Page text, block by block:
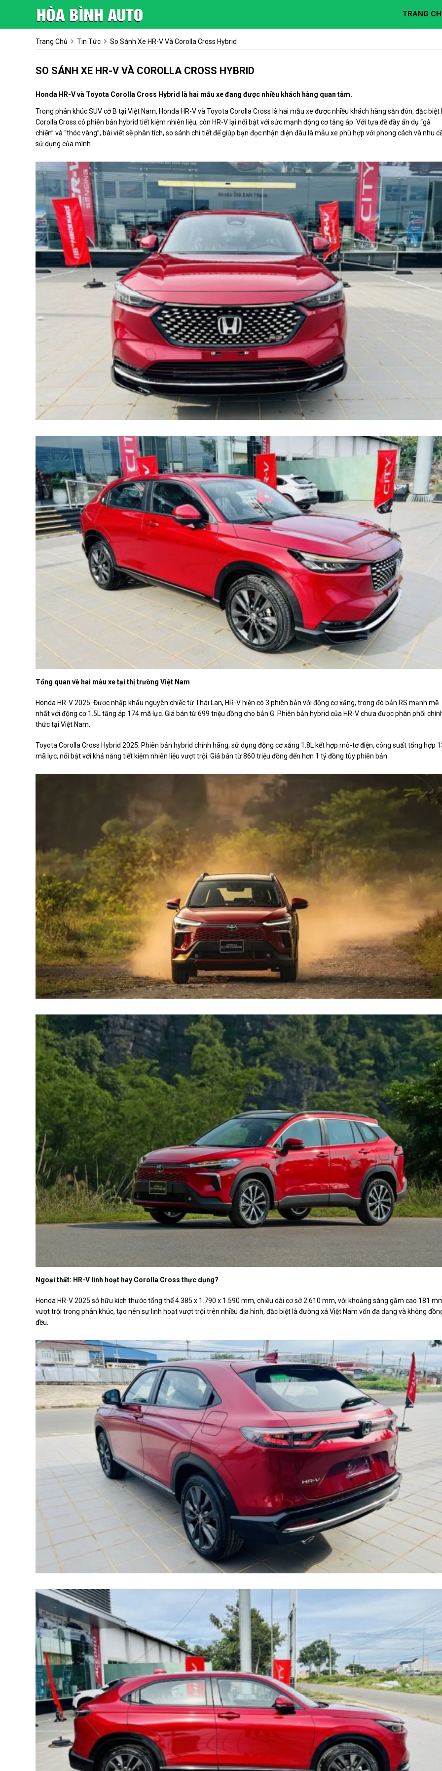
TRANG
Trang Chủ Tin Tức So Sánh Xe HR-V Và Corolla Cross Hybrid
SO SÁNH XE HR-V VÀ COROLLA CROSS HYBRID
Honda HR-V và Toyota Corolla Cross Hybrid là hai mẫu xe đang được nhiều khách hàng quan tâm.
Trong phân khúc SUV cỡ B tại Việt Nam, Honda HR-V và Toyota Corolla Cross là hai mẫu xe được nhiều khách hàng săn đón, đặc biệt
Corolla Cross có phiên bản hybrid tiết kiệm nhiên liệu, còn HR-V lại nổi bật với sức mạnh động cơ tăng áp. Với tựa đề đầy ẩn dụ “gà
chiến” và “thóc vàng”, bài viết sẽ phân tích, so sánh chi tiết để giúp bạn đọc nhận diện đâu là mẫu xe phù hợp với phong cách và nhu
sử dụng của mình.
Tổng quan về hai mẫu xe tại thị trường Việt Nam
Honda HR-V 2025: Được nhập khẩu nguyên chiếc từ Thái Lan, HR-V hiện có 3 phiên bản với động cơ xăng, trong đó bản RS mạnh mẽ
nhất với động cơ 1.5L tăng áp 174 mã lực. Giá bán từ 699 triệu đồng cho bản G. Phiên bản hybrid của HR-V chưa được phân phối
thức tại Việt Nam.
Toyota Corolla Cross Hybrid 2025: Phiên bản hybrid chính hãng, sử dụng động cơ xăng 1.8L kết hợp mô-tơ điện, công suất tổng hợp
mã lực, nổi bật với khả năng tiết kiệm nhiên liệu vượt trội. Giá bán từ 860 triệu đồng đến hơn 1 tỷ đồng tùy phiên bản.
Ngoại thất: HR-V linh hoạt hay Corolla Cross thực dụng?
Honda HR-V 2025 sở hữu kích thước tổng thể 4.385 x 1.790 x 1.590 mm, chiều dài cơ sở 2.610 mm, với khoảng sáng gầm cao 181
vượt trội trong phân khúc, tạo nên sự linh hoạt vượt trội trên nhiều địa hình, đặc biệt là đường xá Việt Nam vốn đa dạng và không
đều.